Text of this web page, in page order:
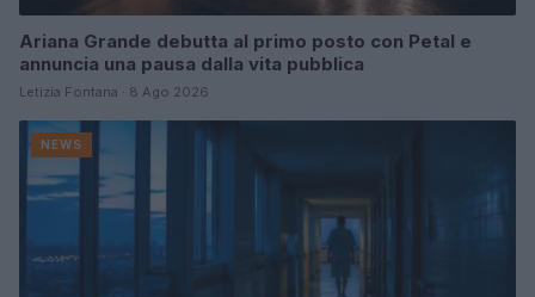
Ariana Grande debutta al primo posto con Petal e
annuncia una pausa dalla vita pubblica
Letizia Fontana · 8 Ago 2026
NEWS